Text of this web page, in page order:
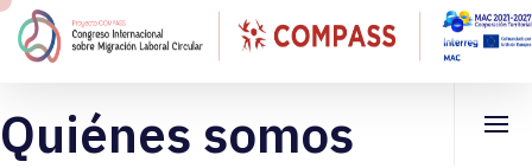
Quiénes somos